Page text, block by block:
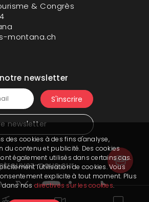
& Congrès
montana.ch
newsletter
newsletter
nous sur
des cookies à des fins d'analyse,
du contenu et publicité. Des cookies
également utilisés dans certains cas.
l'utilisation de cookies. Vous
explicite à tout moment. Plus
nos directives sur les cookies.